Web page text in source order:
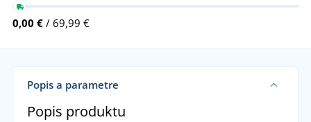
0,00 € / 69,99 €
Popis a parametre
Popis produktu